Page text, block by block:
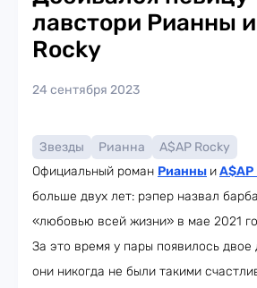
лавстори Рианны
Rocky
24 сентября 2023
Звезды Рианна
A$AP Rocky
Официальный роман Рианны иA$AP
больше двух лет: рэпер назвал
«любовью всей жизни» в мае 2021
За это время у пары появилось двое
они никогда не были такими